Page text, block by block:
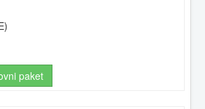
paket